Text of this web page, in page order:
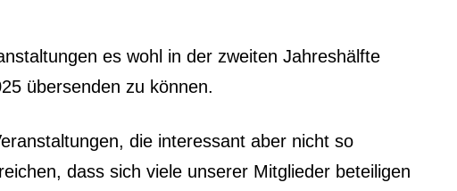
es wohl in der zweiten Jahreshälfte
übersenden zu können.
die interessant aber nicht so
dass sich viele unserer Mitglieder beteiligen